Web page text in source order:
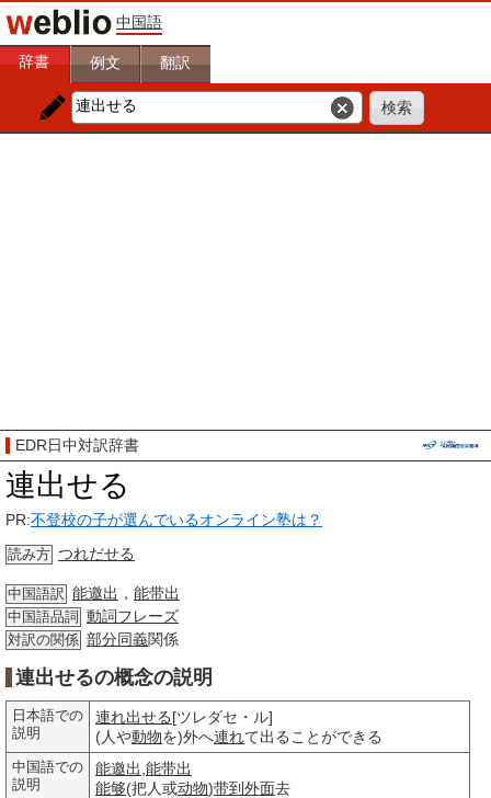
中国語
辞書 例文 翻訳
EDR日中対訳辞書
連出せる
PR:不登校の子が選んでいるオンライン塾は？
読み方 つれだせる
中国語訳 能邀出 ， 能带出
中国語品詞 動詞フレーズ
対訳の関係 部分同義関係
連出せるの概念の説明
日本語での
説明
連れ出せる[ツレダセ・ル]
(人や動物を)外へ連れて出ることができる
中国語での
説明
能邀出 能带出
能够(把人或动物)带到外面去